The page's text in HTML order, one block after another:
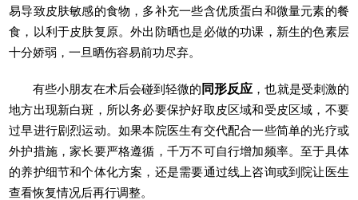
易导致皮肤敏感的食物，多补充一些含优质蛋白和微量元素的餐
食，以利于皮肤复原。外出防晒也是必做的功课，新生的色素层
十分娇弱，一旦晒伤容易前功尽弃。
有些小朋友在术后会碰到轻微的 同形反应 ，也就是受刺激的
地方出现新白斑，所以务必要保护好取皮区域和受皮区域，不要
过早进行剧烈运动。如果本院医生有交代配合一些简单的光疗或
外护措施，家长要严格遵循，千万不可自行增加频率。至于具体
的养护细节和个体化方案，还是需要通过线上咨询或到院让医生
查看恢复情况后再行调整。